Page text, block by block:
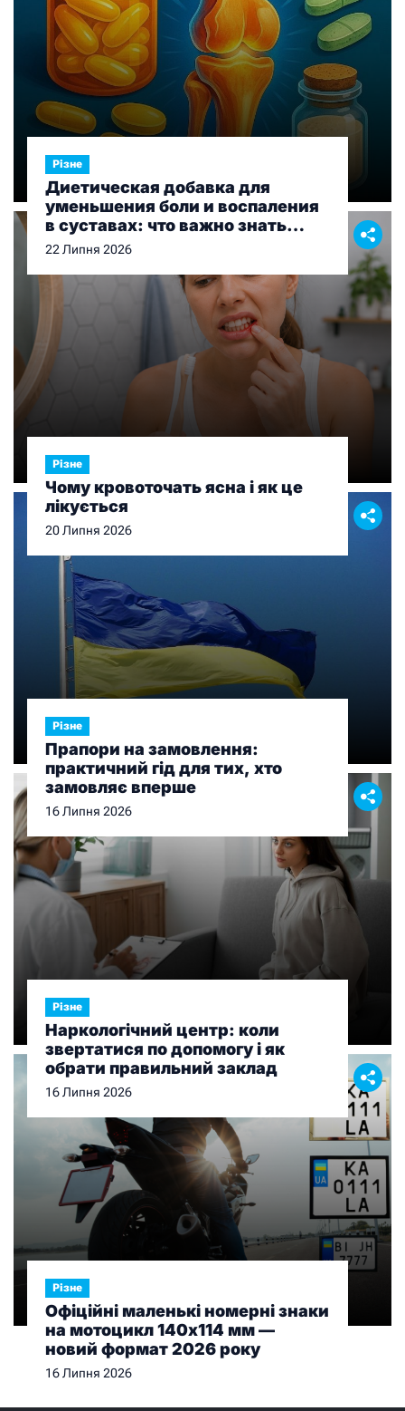
Різне
Диетическая добавка для
уменьшения боли и воспаления
в суставах: что важно знать
перед выбором
22 Липня 2026
Різне
Чому кровоточать ясна і як це
лікується
20 Липня 2026
Різне
Прапори на замовлення:
практичний гід для тих, хто
замовляє вперше
16 Липня 2026
Різне
Наркологічний центр: коли
звертатися по допомогу і як
обрати правильний заклад
16 Липня 2026
Різне
Офіційні маленькі номерні знаки
на мотоцикл 140х114 мм —
новий формат 2026 року
16 Липня 2026